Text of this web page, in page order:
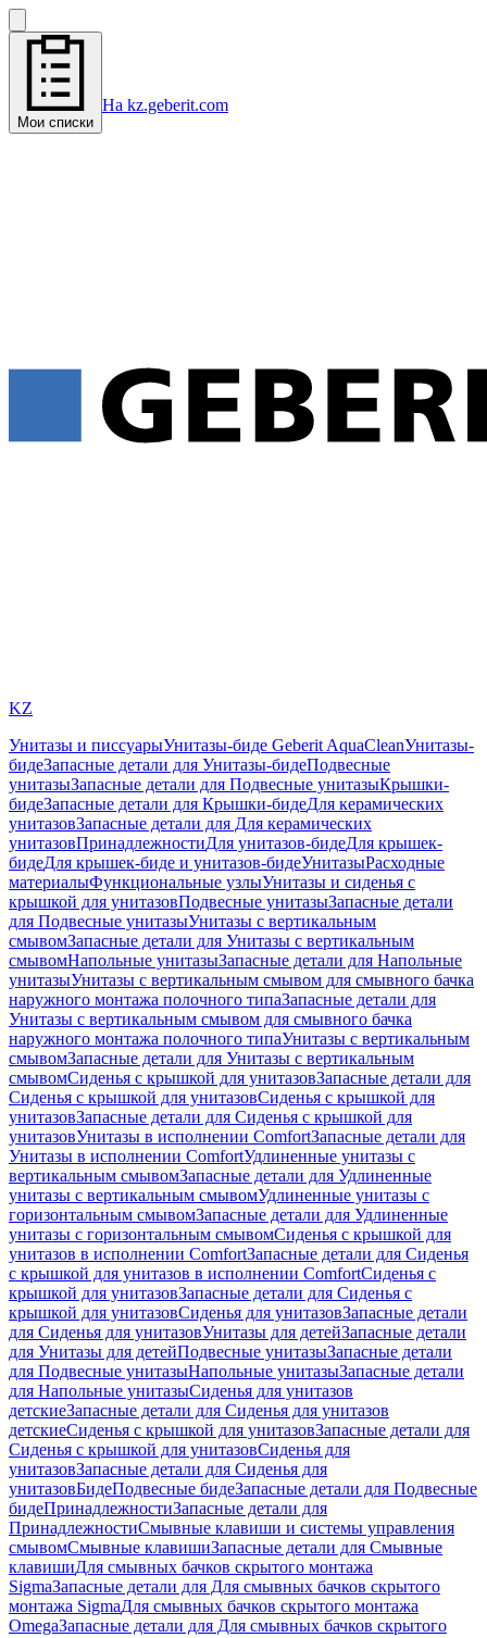
Мои списки
На kz.geberit.com
KZ
Унитазы и писсуарыУнитазы-биде Geberit AquaCleanУнитазы-
бидеЗапасные детали для Унитазы-бидеПодвесные
унитазыЗапасные детали для Подвесные унитазыКрышки-
бидеЗапасные детали для Крышки-бидеДля керамических
унитазовЗапасные детали для Для керамических
унитазовПринадлежностиДля унитазов-бидеДля крышек-
бидеДля крышек-биде и унитазов-бидеУнитазыРасходные
материалыФункциональные узлыУнитазы и сиденья с
крышкой для унитазовПодвесные унитазыЗапасные детали
для Подвесные унитазыУнитазы с вертикальным
смывомЗапасные детали для Унитазы с вертикальным
смывомНапольные унитазыЗапасные детали для Напольные
унитазыУнитазы с вертикальным смывом для смывного бачка
наружного монтажа полочного типаЗапасные детали для
Унитазы с вертикальным смывом для смывного бачка
наружного монтажа полочного типаУнитазы с вертикальным
смывомЗапасные детали для Унитазы с вертикальным
смывомСиденья с крышкой для унитазовЗапасные детали для
Сиденья с крышкой для унитазовСиденья с крышкой для
унитазовЗапасные детали для Сиденья с крышкой для
унитазовУнитазы в исполнении ComfortЗапасные детали для
Унитазы в исполнении ComfortУдлиненные унитазы с
вертикальным смывомЗапасные детали для Удлиненные
унитазы с вертикальным смывомУдлиненные унитазы с
горизонтальным смывомЗапасные детали для Удлиненные
унитазы с горизонтальным смывомСиденья с крышкой для
унитазов в исполнении ComfortЗапасные детали для Сиденья
с крышкой для унитазов в исполнении ComfortСиденья с
крышкой для унитазовЗапасные детали для Сиденья с
крышкой для унитазовСиденья для унитазовЗапасные детали
для Сиденья для унитазовУнитазы для детейЗапасные детали
для Унитазы для детейПодвесные унитазыЗапасные детали
для Подвесные унитазыНапольные унитазыЗапасные детали
для Напольные унитазыСиденья для унитазов
детскиеЗапасные детали для Сиденья для унитазов
детскиеСиденья с крышкой для унитазовЗапасные детали для
Сиденья с крышкой для унитазовСиденья для
унитазовЗапасные детали для Сиденья для
унитазовБидеПодвесные бидеЗапасные детали для Подвесные
бидеПринадлежностиЗапасные детали для
ПринадлежностиСмывные клавиши и системы управления
смывомСмывные клавишиЗапасные детали для Смывные
клавишиДля смывных бачков скрытого монтажа
SigmaЗапасные детали для Для смывных бачков скрытого
монтажа SigmaДля смывных бачков скрытого монтажа
OmegaЗапасные детали для Для смывных бачков скрытого